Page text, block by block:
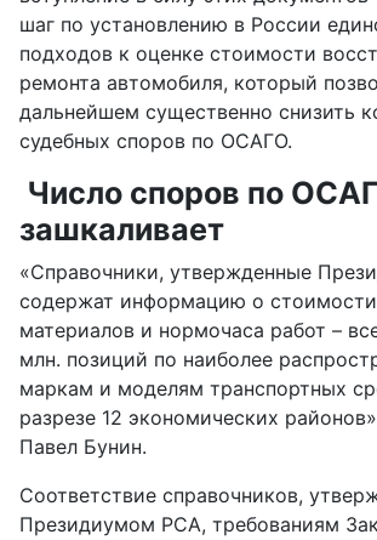
шаг по установлению в России
подходов к оценке стоимости
ремонта автомобиля, который
дальнейшем существенно снизить
судебных споров по ОСАГО.
Число споров по
зашкаливает
«Справочники, утвержденные
содержат информацию о стоимости
материалов и нормочаса работ –
млн. позиций по наиболее
маркам и моделям транспортных
разрезе 12 экономических
Павел Бунин.
Соответствие справочников,
Президиумом РСА, требованиям